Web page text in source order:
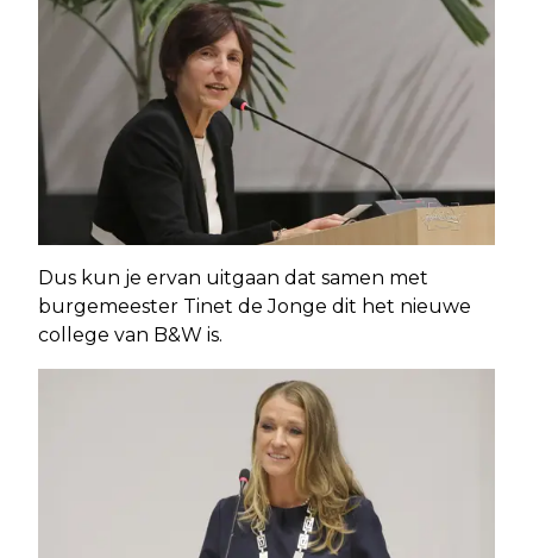
Dus kun je ervan uitgaan dat samen met
burgemeester Tinet de Jonge dit het nieuwe
college van B&W is.